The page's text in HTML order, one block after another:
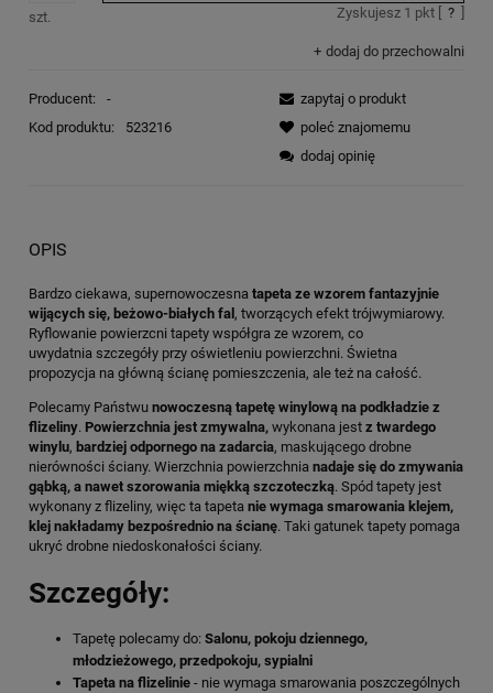
szt. Zyskujesz 1 pkt [ ?
dodaj do przechowalni
Producent:
-
Kod produktu:
523216
zapytaj o produkt
poleć znajomemu
dodaj opinię
OPIS
Bardzo ciekawa, supernowoczesna tapeta ze wzorem fantazyjnie
wijących się, beżowo-białych fal , tworzących efekt trójwymiarowy.
Ryflowanie powierzcni tapety współgra ze wzorem, co
uwydatnia szczegóły przy oświetleniu powierzchni. Świetna
propozycja na główną ścianę pomieszczenia, ale też na całość.
Polecamy Państwu nowoczesną tapetę winylową na podkładzie z
flizeliny. Powierzchnia jest zmywalna, wykonana jest z twardego
winylu, bardziej odpornego na zadarcia, maskującego drobne
nierówności ściany. Wierzchnia powierzchnia nadaje się do zmywania
gąbką, a nawet szorowania miękką szczoteczką. Spód tapety jest
wykonany z flizeliny, więc ta tapeta nie wymaga smarowania klejem,
klej nakładamy bezpośrednio na ścianę. Taki gatunek tapety pomaga
ukryć drobne niedoskonałości ściany.
Szczegóły:
Tapetę polecamy do: Salonu, pokoju dziennego,
młodzieżowego, przedpokoju, sypialni
Tapeta na flizelinie - nie wymaga smarowania poszczególnych